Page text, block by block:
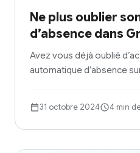
Ne plus oublier
d’absence dans
Avez vous déjà oublié
automatique d’absence
31 octobre 2024 4 min